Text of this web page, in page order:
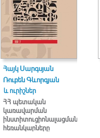
Հայկ Սարգսյան
Ռուբեն Գևորգյան
և ուրիշներ
ՀՀ պետական
կառավարման
ինստիտուցիոնալացման
հեռանկարները